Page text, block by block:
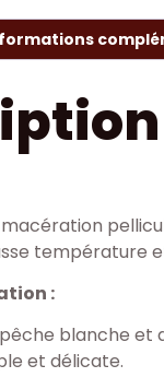
température
:
blanche et
et délicate.